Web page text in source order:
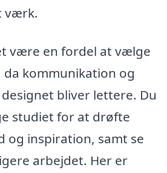
værk.
være en fordel at vælge
da kommunikation og
bliver lettere. Du
studiet for at drøfte
og inspiration, samt se
arbejdet. Her er